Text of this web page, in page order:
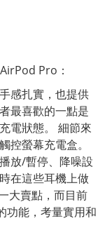
Pro：
感扎實，也提供
最喜歡的一點是
電狀態。 細節來
控螢幕充電盒。
放/暫停、降噪設
在這些耳機上做
大賣點，而目前
功能，考量實用和